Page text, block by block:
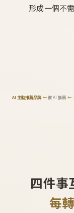
形成一個不
AI 主動推薦品牌←被 AI 推薦 ←
四件事
每